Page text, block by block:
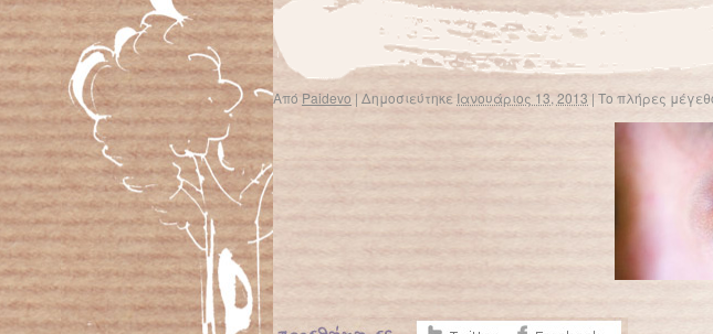
Από Paidevo | Δημοσιεύτηκε Ιανουάριος 13, 2013 | Το πλήρες